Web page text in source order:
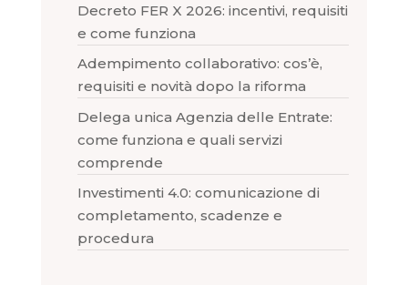
Decreto FER X 2026: incentivi, requisiti
e come funziona
Adempimento collaborativo: cos’è,
requisiti e novità dopo la riforma
Delega unica Agenzia delle Entrate:
come funziona e quali servizi
comprende
Investimenti 4.0: comunicazione di
completamento, scadenze e
procedura